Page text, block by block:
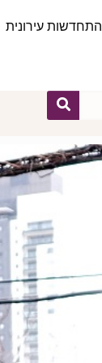
התחדשות עירונית